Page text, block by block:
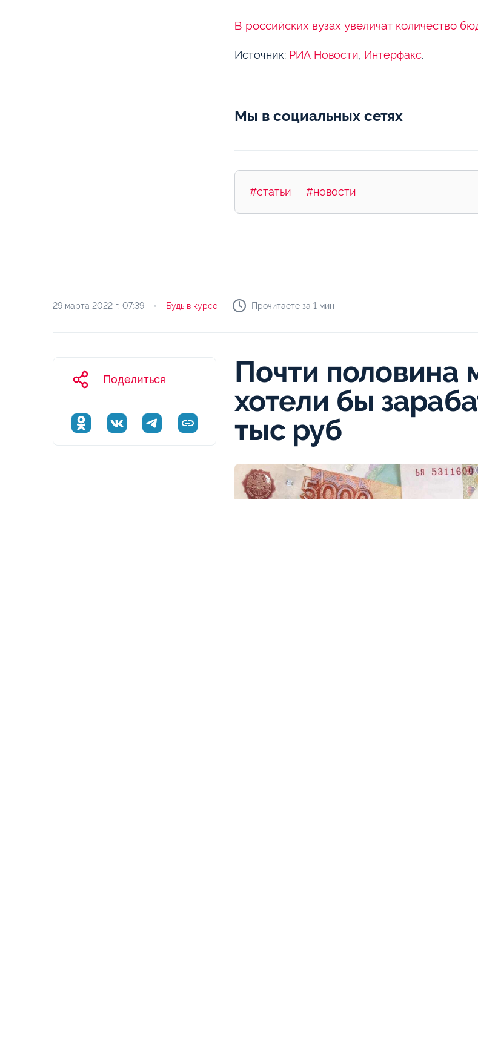
В российских вузах увеличат количество
Источник: РИА Новости, Интерфакс.
Мы в социальных сетях
#статьи #новости
29 марта 2022 г. 07:39 Будь в курсе Прочитаете за 1 мин
Поделиться
Почти половина
хотели бы
тыс руб